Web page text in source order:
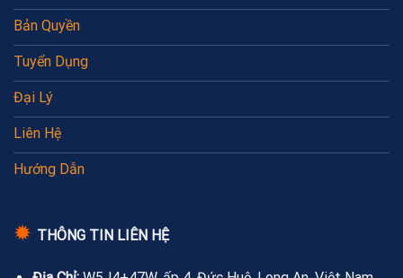
Bản Quyền
Tuyển Dụng
Đại Lý
Liên Hệ
Hướng Dẫn
✹ THÔNG TIN LIÊN HỆ